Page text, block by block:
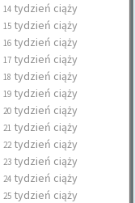
14 tydzień ciąży
15 tydzień ciąży
16 tydzień ciąży
17 tydzień ciąży
18 tydzień ciąży
19 tydzień ciąży
20 tydzień ciąży
21 tydzień ciąży
22tydzień ciąży
23 tydzień ciąży
24 tydzień ciąży
25 tydzień ciąży